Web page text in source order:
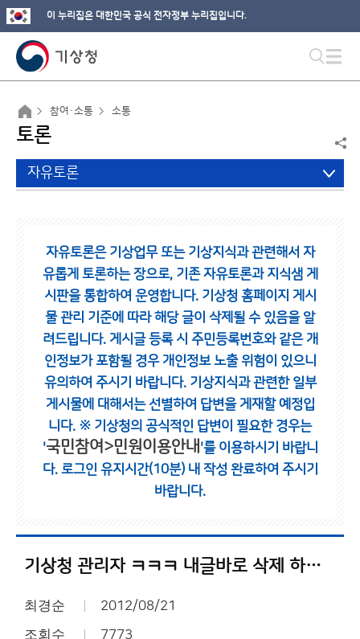
이 누리집은 대한민국 공식 전자정부 누리집입니다.
참여·소통 소통
토론
자유토론
자유토론은 기상업무 또는 기상지식과 관련해서 자
유롭게 토론하는 장으로, 기존 자유토론과 지식샘 게
시판을 통합하여 운영합니다. 기상청 홈페이지 게시
물 관리 기준에 따라 해당 글이 삭제될 수 있음을 알
려드립니다. 게시글 등록 시 주민등록번호와 같은 개
인정보가 포함될 경우 개인정보 노출 위험이 있으니
유의하여 주시기 바랍니다. 기상지식과 관련한 일부
게시물에 대해서는 선별하여 답변을 게재할 예정입
니다. ※ 기상청의 공식적인 답변이 필요한 경우는
'국민참여>민원이용안내 '를 이용하시기 바랍니
다. 로그인 유지시간(10분) 내 작성 완료하여 주시기
바랍니다.
기상청 관리자 ㅋㅋㅋ 내글바로 삭제 하네 ㅋ
최경순 2012/08/21
조회수 7773